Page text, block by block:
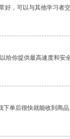
好，可以与其他学习者交
给你提供最高速度和安
单后很快就能收到商品